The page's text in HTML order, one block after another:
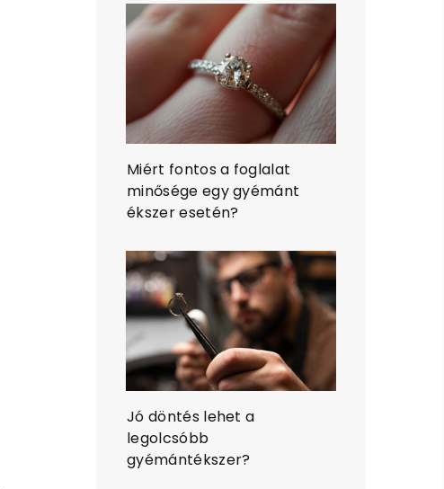
Miért fontos a foglalat
minősége egy gyémánt
ékszer esetén?
Jó döntés lehet a
legolcsóbb
gyémántékszer?